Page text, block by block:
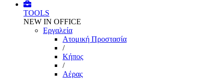
TOOLS
NEW IN OFFICE
Εργαλεία
Aτομική Προστασία
/
Kήπος
/
Αέρας